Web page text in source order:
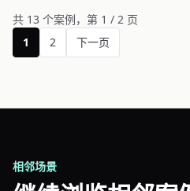
共 13 个案例，第 1 / 2 页
1
2 下一页
相邻场景